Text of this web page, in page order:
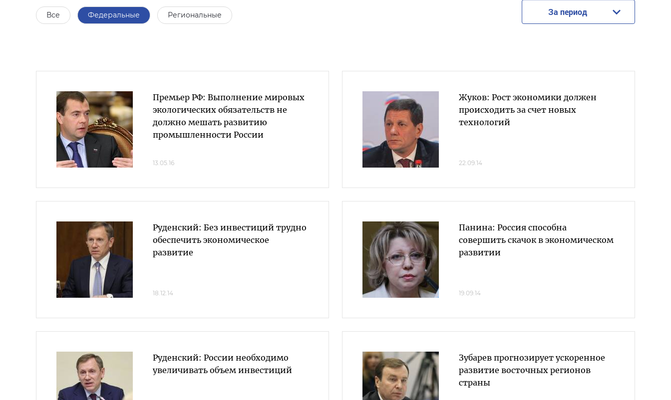
Все Федеральные Региональные За период
Премьер РФ: Выполнение мировых
экологических обязательств не
должно мешать развитию
промышленности России
13.05.16
Руденский: Без инвестиций трудно
обеспечить экономическое
развитие
18.12.14
Руденский: России необходимо
увеличивать объем инвестиций
Жуков: Рост экономики должен
происходить за счет новых
технологий
22.09.14
Панина: Россия способна
совершить скачок в экономическом
развитии
19.09.14
Зубарев прогнозирует ускоренное
развитие восточных регионов
страны